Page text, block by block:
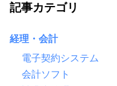
記事カテゴリ
経理・会計
電子契約システム
会計ソフト